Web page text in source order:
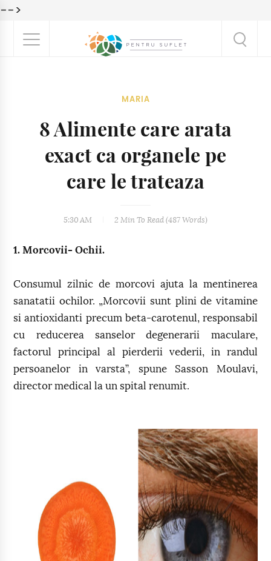
-->
MARIA
8 Alimente care arata
exact ca organele pe
care le trateaza
5:30 AM 2 Min To Read (487 Words)
1. Morcovii- Ochii.
Consumul zilnic de morcovi ajuta la mentinerea
sanatatii ochilor. „Morcovii sunt plini de vitamine
si antioxidanti precum beta-carotenul, responsabil
cu reducerea sanselor degenerarii maculare,
factorul principal al pierderii vederii, in randul
persoanelor in varsta”, spune Sasson Moulavi,
director medical la un spital renumit.